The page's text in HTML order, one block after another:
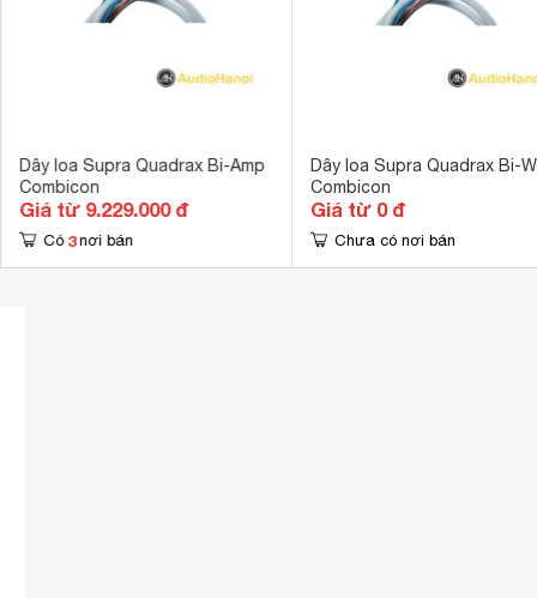
Dây loa Supra Quadrax Bi-Amp
Combicon
Giá từ 9.229.000 đ
Có 3 nơi bán
Dây loa Supra Quadrax Bi-
Combicon
Giá từ 0 đ
Chưa có nơi bán